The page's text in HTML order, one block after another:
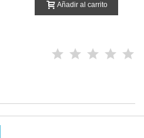
Añadir al carrito